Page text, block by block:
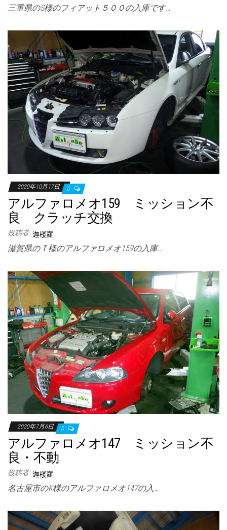
三重県のS様のフィアット５００の入庫です…
2020年10月17日 0
アルファロメオ159 ミッション不
良 クラッチ交換
投稿者: 迦楼羅
滋賀県のＴ様のアルファロメオ159の入庫…
2020年7月6日 0
アルファロメオ147 ミッション不
良・不動
投稿者: 迦楼羅
名古屋市のK様のアルファロメオ147の入…